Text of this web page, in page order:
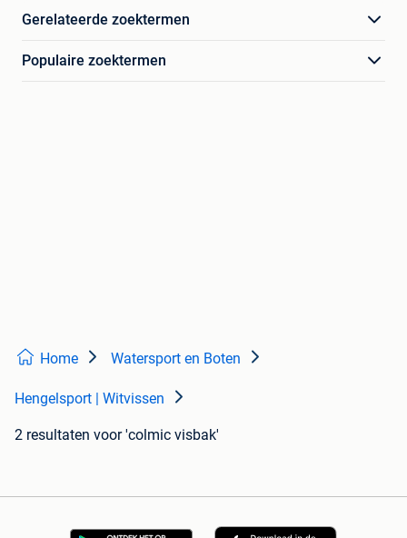
Gerelateerde zoektermen
Populaire zoektermen
Home Watersport en Boten
Hengelsport | Witvissen
2 resultaten voor 'colmic visbak'